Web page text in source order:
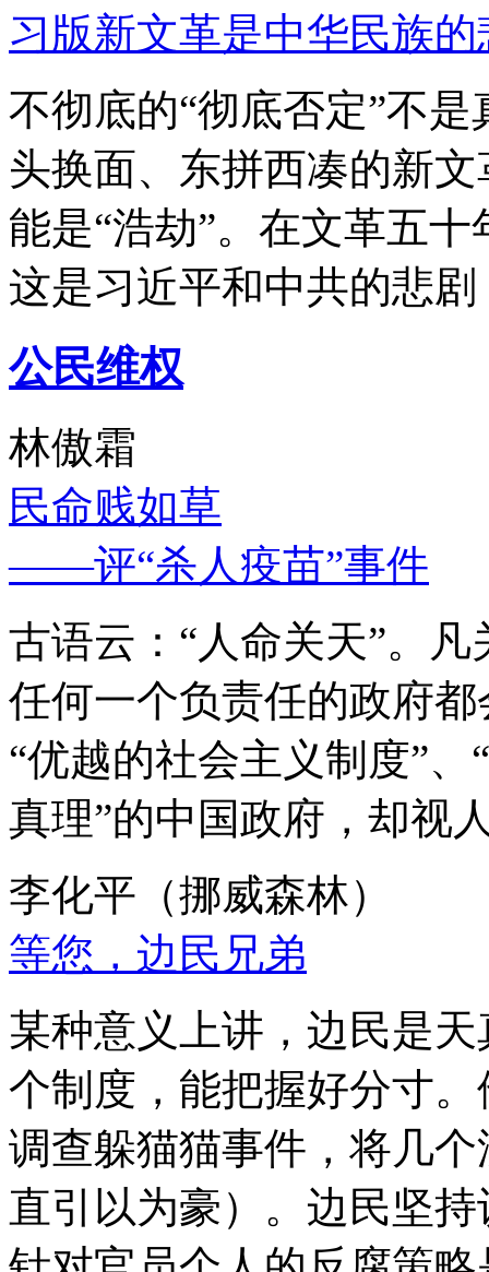
习版新文革是中华民族的
不彻底的“彻底否定”不
头换面、东拼西凑的新
能是“浩劫”。在文革五
这是习近平和中共的悲
公民维权
林傲霜
民命贱如草
——评“杀人疫苗”事件
古语云：“人命关天”。
任何一个负责任的政府
“优越的社会主义制度”
真理”的中国政府，却视
李化平（挪威森林）
等您，边民兄弟
某种意义上讲，边民是
个制度，能把握好分寸
调查躲猫猫事件，将几
直引以为豪）。边民坚